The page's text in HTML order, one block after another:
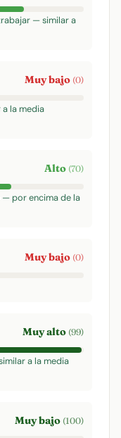
— similar a
Muy bajo (0)
la media
Alto (70)
— por encima de la
Muy bajo (0)
Muy alto (99)
a la media
Muy bajo (100)